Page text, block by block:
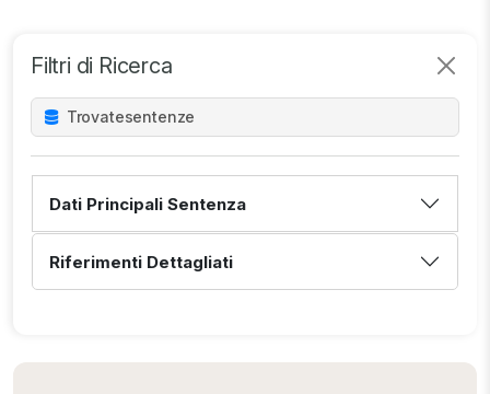
Filtri di Ricerca
Trovatesentenze
Dati Principali Sentenza
Riferimenti Dettagliati